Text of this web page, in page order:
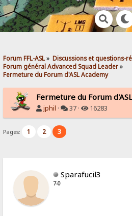
Forum FFL-ASL» Discussions et questions-
Forum général Advanced Squad Leader»
Fermeture du Forum d'ASL Academy
Fermeture du Forum
jphil · 37 · 16283
Pages: 1 2 3
Sparafucil3
7-0